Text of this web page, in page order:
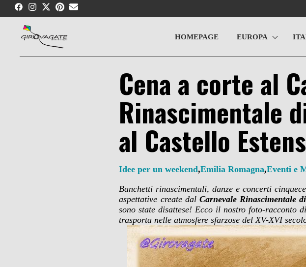
Skip
content
HOMEPAGE EUROPA
Cena a corte al
Rinascimentale
al Castello
Idee per un weekend,Emilia Romagna,Eventi e
Banchetti rinascimentali, danze e concerti
aspettative create dalCarnevale Rinascimentale
sono state disattese! Ecco il nostro foto-racconto
trasporta nelle atmosfere sfarzose del XV-XVI